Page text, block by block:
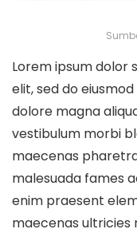
Lorem ipsum dolor
elit, sed do
dolore magna
vestibulum morbi
maecenas
malesuada fames
enim praesent
maecenas ultricies